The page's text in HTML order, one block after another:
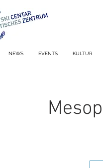
NEWS EVENTS KULTUR